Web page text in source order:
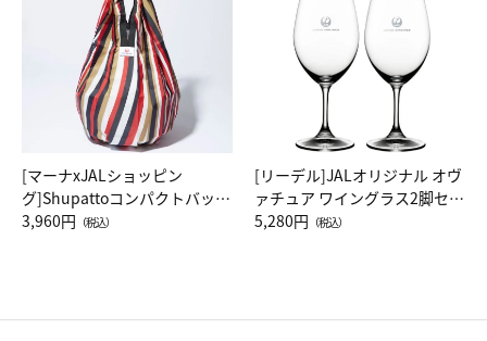
[マーナxJALショッピン
グ]Shupattoコンパクトバッグ
Drop JAL客室乗務員（LC）ス
3,960円 （税込）
[リーデル]JALオリジナル オヴ
ァチュア ワイングラス2脚セッ
ト（レッドワイン）
5,280円 （税込）